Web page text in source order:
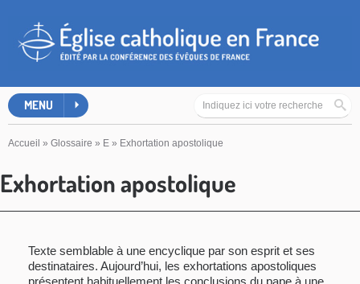
MENU
Accueil » Glossaire » E » Exhortation apostolique
Exhortation apostolique
Texte semblable à une encyclique par son esprit et ses
destinataires. Aujourd’hui, les exhortations apostoliques